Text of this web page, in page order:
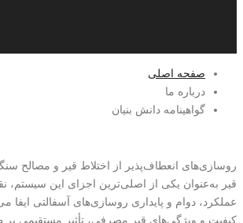
صفحه اصلی
درباره ما
گواهینامه دانش بنیان
روسازی‌های انعطاف‌پذیر از اختلاط قیر و مصالح
قیر به‌عنوان یکی از اصلی‌ترین اجزای این سیستم،
عملکرد، دوام و پایداری روسازی‌های آسفالتی ایفا
کیفیت و ویژگی‌های قیر مصرفی، تأثیر مستقیمی